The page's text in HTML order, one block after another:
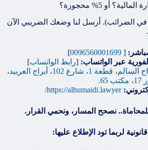
أو 5% محجوزة؟
في الضرائب). أرسل لنا وضعك الضريبي الآن
[
0096560001699
]
عبر الواتساب: [رابط الواتساب]
صباح السالم، قطعة 1، شارع 102، أبراج العربيد،
https://alhumaidi.lawyer/
نصحح المسار، ونحمي القرار.
لربما تود الإطلاع عليها: